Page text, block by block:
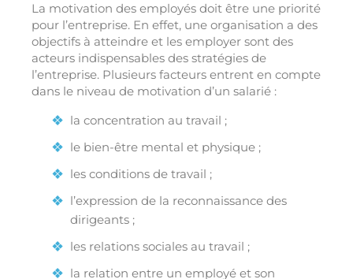
La motivation des employés doit être une priorité
pour l’entreprise. En effet, une organisation a des
objectifs à atteindre et les employer sont des
acteurs indispensables des stratégies de
l’entreprise. Plusieurs facteurs entrent en compte
dans le niveau de motivation d’un salarié :
la concentration au travail ;
le bien-être mental et physique ;
les conditions de travail ;
l’expression de la reconnaissance des
dirigeants ;
les relations sociales au travail ;
la relation entre un employé et son